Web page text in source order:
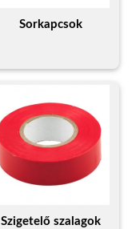
Sorkapcsok
Szigetelő szalagok